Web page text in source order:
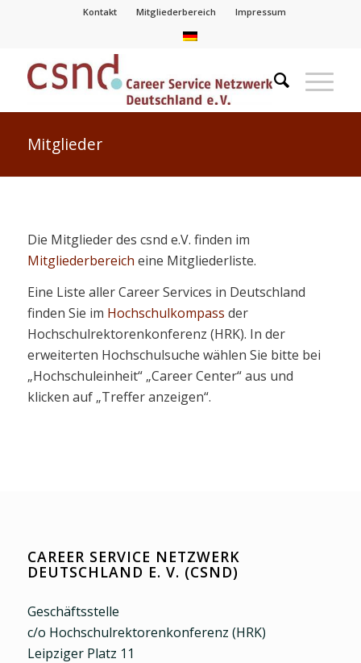
Kontakt Mitgliederbereich Impressum
Mitglieder
Die Mitglieder des csnd e.V. finden im
Mitgliederbereich eine Mitgliederliste.
Eine Liste aller Career Services in Deutschland
finden Sie im Hochschulkompass der
Hochschulrektorenkonferenz (HRK). In der
erweiterten Hochschulsuche wählen Sie bitte bei
„Hochschuleinheit“ „Career Center“ aus und
klicken auf „Treffer anzeigen“.
CAREER SERVICE NETZWERK
DEUTSCHLAND E. V. (CSND)
Geschäftsstelle
c/o Hochschulrektorenkonferenz (HRK)
Leipziger Platz 11